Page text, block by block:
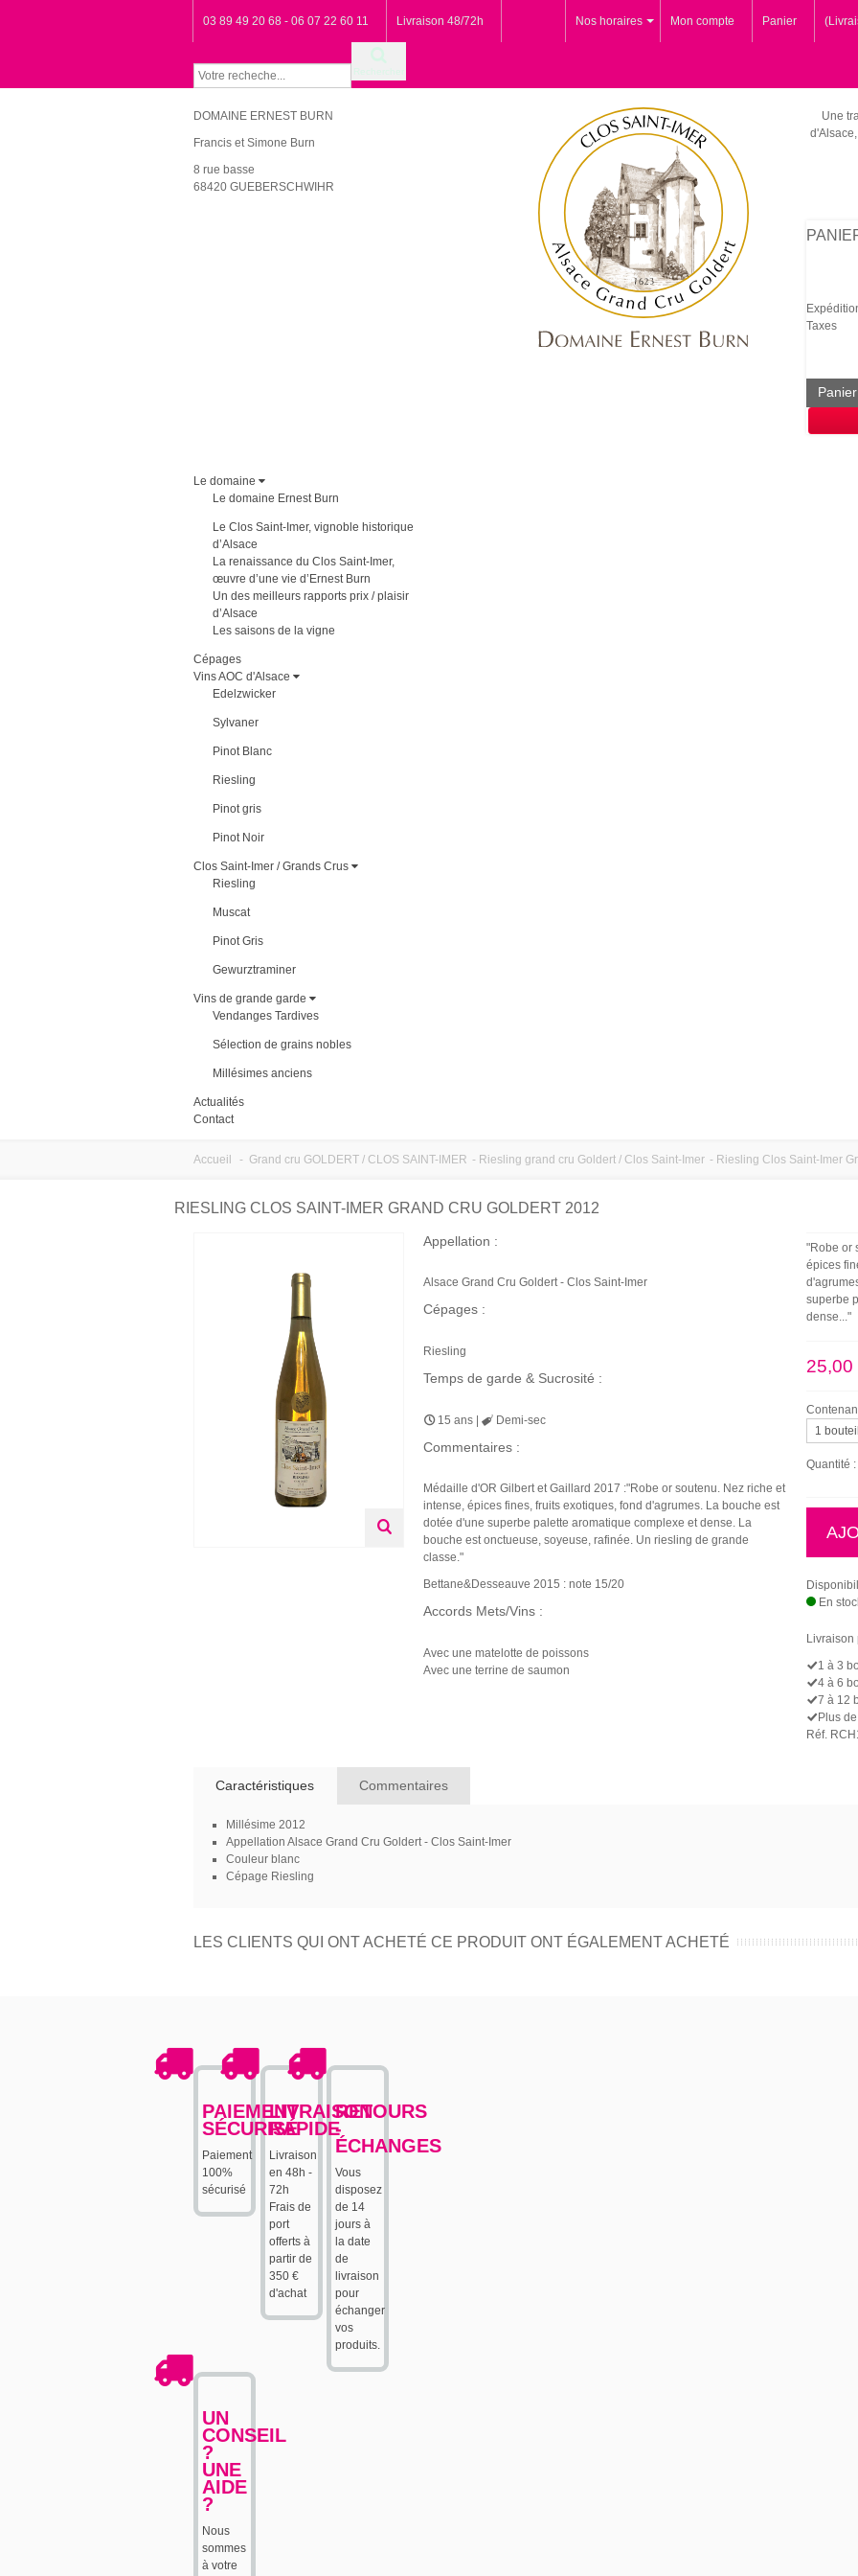
03 89 49 20 68 - 06 07 22 60 11 Livraison 48/72h Panier
Mon compte
Nos horaires
Rechercher
DOMAINE ERNEST BURN
Francis et Simone Burn
8 rue basse
68420 GUEBERSCHWIHR
Une
d'Alsace,
Taxes
Panier
Le domaine
Le domaine Ernest Burn
Le Clos Saint-Imer, vignoble historique
d’Alsace
La renaissance du Clos Saint-Imer,
œuvre d’une vie d’Ernest Burn
Un des meilleurs rapports prix / plaisir
d’Alsace
Les saisons de la vigne
Cépages
Vins AOC d'Alsace
Edelzwicker
Sylvaner
Pinot Blanc
Riesling
Pinot gris
Pinot Noir
Clos Saint-Imer / Grands Crus
Riesling
Muscat
Pinot Gris
Gewurztraminer
Vins de grande garde
Vendanges Tardives
Sélection de grains nobles
Millésimes anciens
Actualités
Contact
Accueil - Grand cru GOLDERT / CLOS SAINT-IMER - Riesling grand cru Goldert / Clos Saint-Imer - Riesling Clos Saint-Imer
RIESLING CLOS SAINT-IMER GRAND CRU GOLDERT 2012
Appellation :
Alsace Grand Cru Goldert - Clos Saint-Imer
Cépages :
Riesling
Temps de garde & Sucrosité :
15 ans | Demi-sec
Commentaires :
Médaille d'OR Gilbert et Gaillard 2017 :"Robe or soutenu. Nez riche et
intense, épices fines, fruits exotiques, fond d'agrumes. La bouche est
dotée d'une superbe palette aromatique complexe et dense. La
bouche est onctueuse, soyeuse, rafinée. Un riesling de grande
classe."
Bettane&Desseauve 2015 : note 15/20
Accords Mets/Vins :
Avec une matelotte de poissons
Avec une terrine de saumon
"Robe or
épices
superbe
dense..."
25,00
Quantité :
En
Livraison
1 à 3
4 à 6
7 à 12
Plus
Réf.
Caractéristiques Commentaires
Millésime 2012
Appellation Alsace Grand Cru Goldert - Clos Saint-Imer
Couleurblanc
Cépage Riesling
LES CLIENTS QUI ONT ACHETÉ CE PRODUIT ONT ÉGALEMENT ACHETÉ
PAIEMENT
SÉCURISÉ
Paiement
100%
sécurisé
LIVRAISON
RAPIDE
Livraison
en 48h -
72h
Frais de
port
offerts à
partir de
350 €
d'achat
RETOURS
-
ÉCHANGES
Vous
disposez
de 14
jours à
la date
de
livraison
pour
échanger
vos
produits.
UN
CONSEIL
?
UNE
AIDE
?
Nous
sommes
à votre